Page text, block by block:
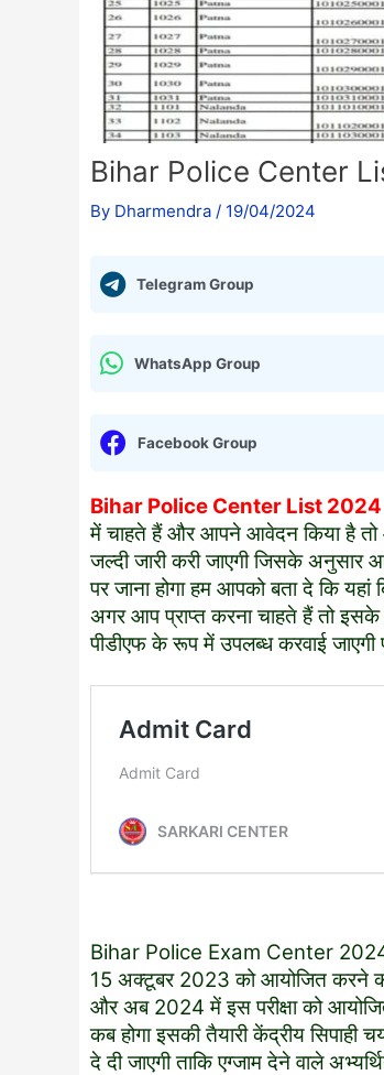
Bihar Police Center List
By Dharmendra / 19/04/2024
Telegram Group
WhatsApp Group
Facebook Group
Bihar Police Center List 2024
में चाहते हैं और आपने आवेदन किया है तो
जल्दी जारी करी जाएगी जिसके
पर जाना होगा हम आपको बता दे कि
अगर आप प्राप्त करना चाहते हैं तो इसके
पीडीएफ के रूप में उपलब्ध करवाई
Bihar Police Exam Center 2024
15 अक्टूबर 2023 को आयोजित करने की
और अब 2024 में इस परीक्षा को
कब होगा इसकी तैयारी केंद्रीय सिपाही
दे दी जाएगी ताकि एग्जाम देने वाले